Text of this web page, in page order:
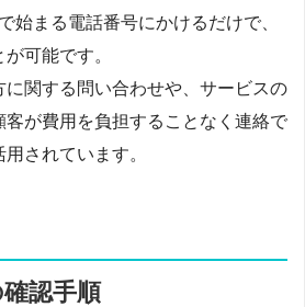
始まる電話番号にかけるだけで、
可能です。
関する問い合わせや、サービスの
客が費用を負担することなく連絡で
されています。
認手順